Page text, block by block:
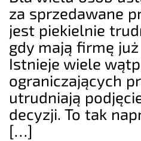
za sprzedawane
jest piekielnie
gdy mają firmę już
Istnieje wiele
ograniczających
utrudniają
decyzji. To tak
[…]